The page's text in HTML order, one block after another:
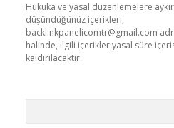
Hukuka ve yasal düzenlemelere
düşündüğünüz içerikleri,
backlinkpanelicomtr@gmail.com
halinde, ilgili içerikler yasal süre
kaldırılacaktır.